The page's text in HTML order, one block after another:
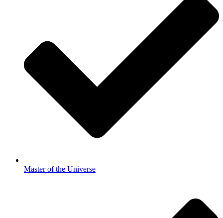
Master of the Universe